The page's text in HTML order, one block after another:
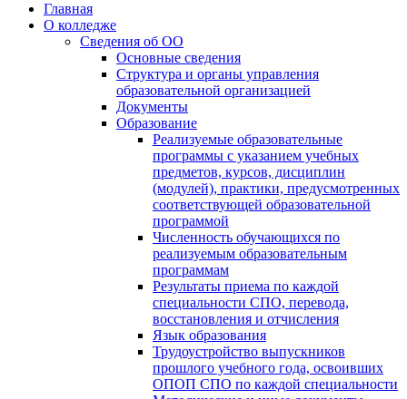
Главная
О колледже
Сведения об ОО
Основные сведения
Структура и органы управления
образовательной организацией
Документы
Образование
Реализуемые образовательные
программы с указанием учебных
предметов, курсов, дисциплин
(модулей), практики, предусмотренных
соответствующей образовательной
программой
Численность обучающихся по
реализуемым образовательным
программам
Результаты приема по каждой
специальности СПО, перевода,
восстановления и отчисления
Язык образования
Трудоустройство выпускников
прошлого учебного года, освоивших
ОПОП СПО по каждой специальности